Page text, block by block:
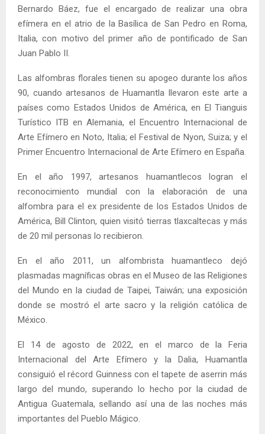
Bernardo Báez, fue el encargado de realizar una obra
efímera en el atrio de la Basílica de San Pedro en Roma,
Italia, con motivo del primer año de pontificado de San
Juan Pablo II.
Las alfombras florales tienen su apogeo durante los años
90, cuando artesanos de Huamantla llevaron este arte a
países como Estados Unidos de América, en El Tianguis
Turístico ITB en Alemania, el Encuentro Internacional de
Arte Efímero en Noto, Italia; el Festival de Nyon, Suiza; y el
Primer Encuentro Internacional de Arte Efímero en España.
En el año 1997, artesanos huamantlecos logran el
reconocimiento mundial con la elaboración de una
alfombra para el ex presidente de los Estados Unidos de
América, Bill Clinton, quien visitó tierras tlaxcaltecas y más
de 20 mil personas lo recibieron.
En el año 2011, un alfombrista huamantleco dejó
plasmadas magníficas obras en el Museo de las Religiones
del Mundo en la ciudad de Taipei, Taiwán; una exposición
donde se mostró el arte sacro y la religión católica de
México.
El 14 de agosto de 2022, en el marco de la Feria
Internacional del Arte Efímero y la Dalia, Huamantla
consiguió el récord Guinness con el tapete de aserrin más
largo del mundo, superando lo hecho por la ciudad de
Antigua Guatemala, sellando así una de las noches más
importantes del Pueblo Mágico.